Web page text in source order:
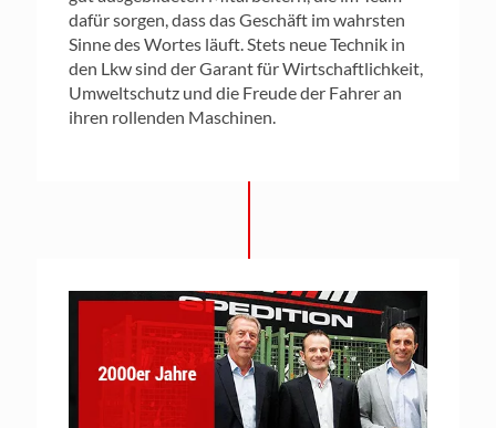
dafür sorgen, dass das Geschäft im wahrsten
Sinne des Wortes läuft. Stets neue Technik in
den Lkw sind der Garant für Wirtschaftlichkeit,
Umweltschutz und die Freude der Fahrer an
ihren rollenden Maschinen.